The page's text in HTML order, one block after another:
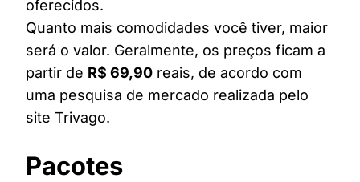
oferecidos.
Quanto mais comodidades você tiver, maior
será o valor. Geralmente, os preços ficam a
partir de R$ 69,90 reais, de acordo com
uma pesquisa de mercado realizada pelo
site Trivago.
Pacotes